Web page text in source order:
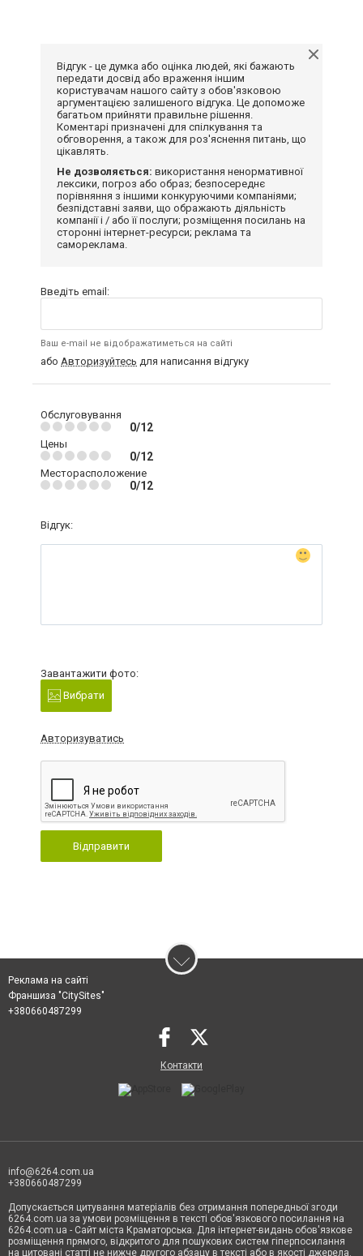
Відгук - це думка або оцінка людей, які бажають
передати досвід або враження іншим
користувачам нашого сайту з обов'язковою
аргументацією залишеного відгука. Це допоможе
багатьом прийняти правильне рішення.
Коментарі призначені для спілкування та
обговорення, а також для роз'яснення питань, що
цікавлять.
Не дозволяється: використання ненормативної
лексики, погроз або образ; безпосереднє
порівняння з іншими конкуруючими компаніями;
безпідставні заяви, що ображають діяльність
компанії і / або її послуги; розміщення посилань на
сторонні інтернет-ресурси; реклама та
самореклама.
Введіть email:
Ваш e-mail не відображатиметься на сайті
або Авторизуйтесь для написання відгуку
Обслуговування
0/12
Цены
0/12
Месторасположение
0/12
Відгук:
Завантажити фото:
Вибрати
Авторизуватись
Відправити
Реклама на сайті
Франшиза "CitySites"
+380660487299
Контакти
info@6264.com.ua
+380660487299
Допускається цитування матеріалів без отримання попередньої згоди
6264.com.ua за умови розміщення в тексті обов'язкового посилання на
6264.com.ua - Сайт міста Краматорська. Для інтернет-видань обов'язкове
розміщення прямого, відкритого для пошукових систем гіперпосилання
на цитовані статті не нижче другого абзацу в тексті або в якості джерела.